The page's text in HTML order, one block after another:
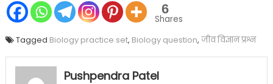
6
Shares
Tagged Biology practice set, Biology question, जीव विज्ञान प्रश्न
Pushpendra Patel